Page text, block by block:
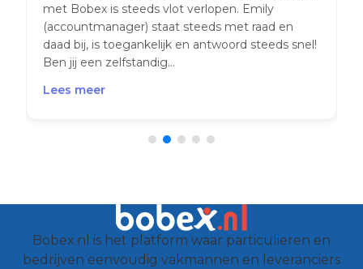
met Bobex is steeds vlot verlopen. Emily
(accountmanager) staat steeds met raad en
daad bij, is toegankelijk en antwoord steeds snel!
Ben jij een zelfstandig...
Lees meer
Bobex.nl is het platform waar particulieren en
bedrijven eenvoudig vakmannen en leveranciers